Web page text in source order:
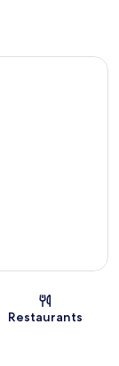
Restaurants